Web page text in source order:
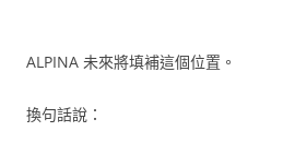
ALPINA 未來將填補這個位置。
換句話說：